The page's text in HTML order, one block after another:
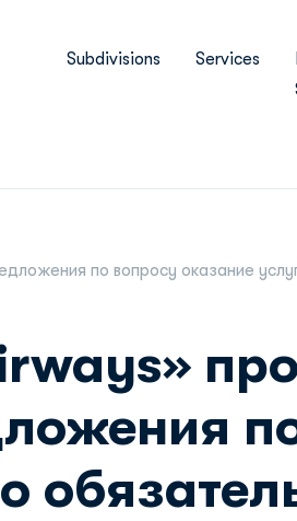
Subdivisions Services
по вопросу оказание